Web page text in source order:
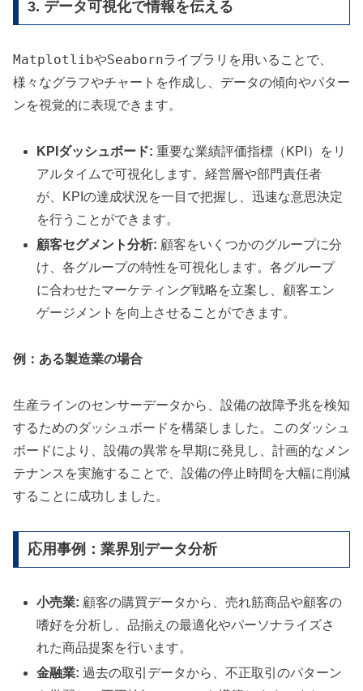
3. データ可視化で情報を伝える
MatplotlibやSeabornライブラリを用いることで、
様々なグラフやチャートを作成し、データの傾向やパター
ンを視覚的に表現できます。
KPIダッシュボード: 重要な業績評価指標（KPI）をリ
アルタイムで可視化します。経営層や部門責任者
が、KPIの達成状況を一目で把握し、迅速な意思決定
を行うことができます。
顧客セグメント分析: 顧客をいくつかのグループに分
け、各グループの特性を可視化します。各グループ
に合わせたマーケティング戦略を立案し、顧客エン
ゲージメントを向上させることができます。
例：ある製造業の場合
生産ラインのセンサーデータから、設備の故障予兆を検知
するためのダッシュボードを構築しました。このダッシュ
ボードにより、設備の異常を早期に発見し、計画的なメン
テナンスを実施することで、設備の停止時間を大幅に削減
することに成功しました。
応用事例：業界別データ分析
小売業: 顧客の購買データから、売れ筋商品や顧客の
嗜好を分析し、品揃えの最適化やパーソナライズさ
れた商品提案を行います。
金融業: 過去の取引データから、不正取引のパターン